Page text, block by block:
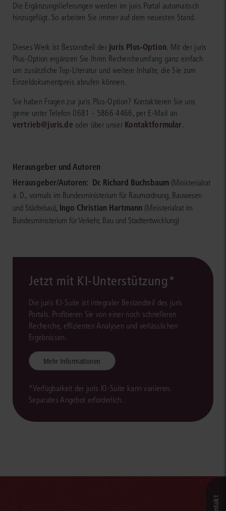
Die Ergänzungslieferungen werden im juris Portal automatisch
hinzugefügt. So arbeiten Sie immer auf dem neuesten Stand.
Dieses Werk ist Bestandteil der juris Plus-Option. Mit der juris
Plus-Option ergänzen Sie Ihren Rechercheumfang ganz einfach
um zusätzliche Top-Literatur und weitere Inhalte, die Sie zum
Einzeldokumentpreis abrufen können.
Sie haben Fragen zur juris Plus-Option? Kontaktieren Sie uns
gerne unter Telefon 0681 - 5866 4466, per E-Mail an
vertrieb@juris.de oder über unser Kontaktformular.
Herausgeber und Autoren
Herausgeber/Autoren: Dr. Richard Buchsbaum (Ministerialrat
a. D., vormals im Bundesministerium für Raumordnung, Bauwesen
und Städtebau), Ingo Christian Hartmann (Ministerialrat im
Bundesministerium für Verkehr, Bau und Stadtentwicklung)
Jetzt mit KI-Unterstützung*
Die juris KI-Suite ist integraler Bestandteil des juris
Portals. Profitieren Sie von einer noch schnelleren
Recherche, effizienten Analysen und verlässlichen
Ergebnissen.
Mehr Informationen
*Verfügbarkeit der juris KI-Suite kann variieren.
Separates Angebot erforderlich.